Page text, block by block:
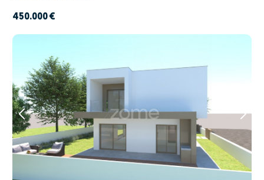
450.000 €